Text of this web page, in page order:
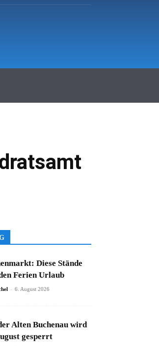
Diese Stände
Ferien Urlaub
- 6. August 2026
Alten Buchenau wird
gesperrt